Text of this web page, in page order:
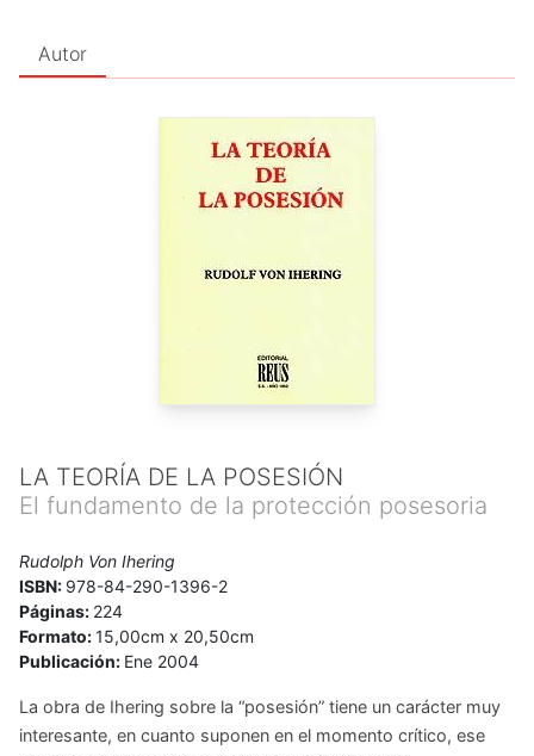
Autor
LA TEORÍA DE LA POSESIÓN
El fundamento de la protección posesoria
Rudolph Von Ihering
ISBN: 978-84-290-1396-2
Páginas: 224
Formato:15,00cm x 20,50cm
Publicación: Ene 2004
La obra de Ihering sobre la “posesión” tiene un carácter muy
interesante, en cuanto suponen en el momento crítico, ese